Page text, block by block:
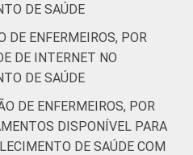
se aos profissionais que
a funcionalidade,
disponível.
refere-se aos
não haver
funcionalidade, que
se a funcionalidade
que não responderam à
DE SAÚDE
DE ENFERMEIROS, POR
DE INTERNET NO
DE SAÚDE
DE ENFERMEIROS, POR
DISPONÍVEL PARA
DE SAÚDE COM